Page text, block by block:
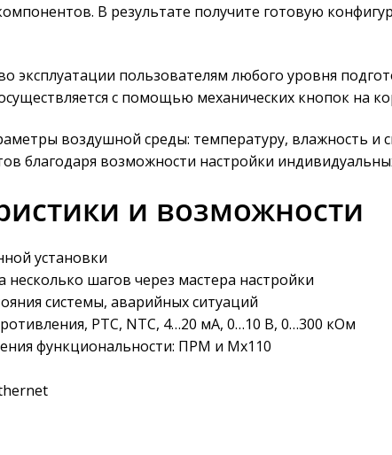
В результате получите готовую
эксплуатации пользователям любого уровня
с помощью механических кнопок на
воздушной среды: температуру, влажность и
благодаря возможности настройки
и возможности
установки
шагов через мастера настройки
системы, аварийных ситуаций
РТС, NTC, 4…20 мА, 0…10 B, 0…300 кОм
функциональности: ПРМ и Мх110